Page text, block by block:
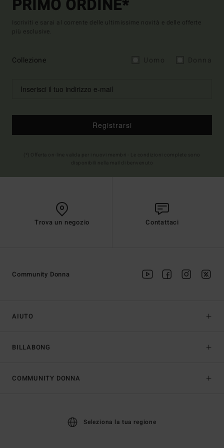
PRIMO ORDINE*
Iscriviti e sarai al corrente delle ultimissime novità e delle offerte
più esclusive.
Collezione
Registrarsi
Trova un negozio Contattaci
AIUTO
BILLABONG
Community Donna
COMMUNITY DONNA
Seleziona la tua regione